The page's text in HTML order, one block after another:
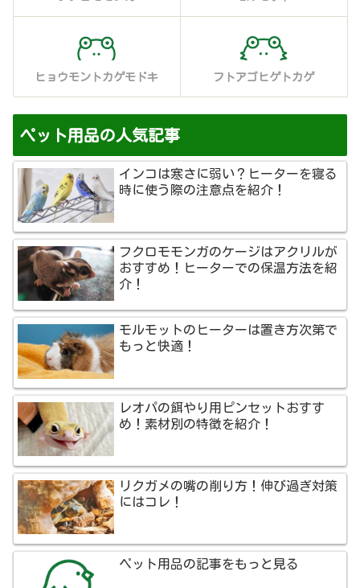
ヒョウモントカゲモドキ フトアゴヒゲトカゲ
ペット用品の人気記事
インコは寒さに弱い？ヒーターを寝る
時に使う際の注意点を紹介！
フクロモモンガのケージはアクリルが
おすすめ！ヒーターでの保温方法を紹
介！
モルモットのヒーターは置き方次第で
もっと快適！
レオパの餌やり用ピンセットおすす
め！素材別の特徴を紹介！
リクガメの嘴の削り方！伸び過ぎ対策
にはコレ！
ペット用品の記事をもっと見る